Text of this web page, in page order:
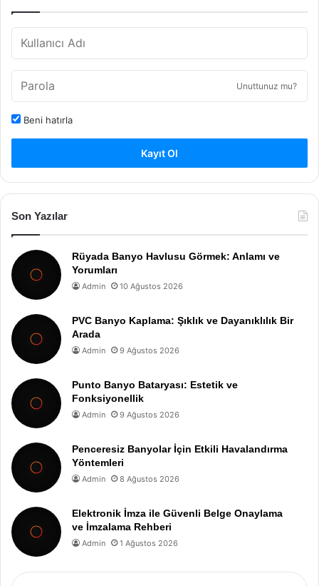
Unuttunuz mu?
Beni hatırla
Kayıt Ol
Son Yazılar
Rüyada Banyo Havlusu Görmek: Anlamı ve
Yorumları
Admin 10 Ağustos 2026
PVC Banyo Kaplama: Şıklık ve Dayanıklılık Bir
Arada
Admin 9 Ağustos 2026
Punto Banyo Bataryası: Estetik ve
Fonksiyonellik
Admin 9 Ağustos 2026
Penceresiz Banyolar İçin Etkili Havalandırma
Yöntemleri
Admin 8 Ağustos 2026
Elektronik İmza ile Güvenli Belge Onaylama
ve İmzalama Rehberi
Admin 1 Ağustos 2026